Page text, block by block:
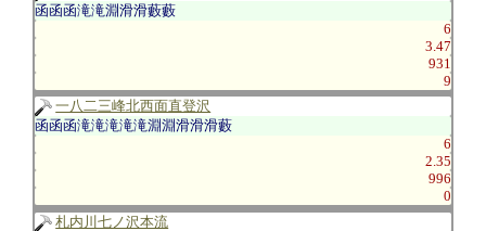
函函函滝滝淵滑滑藪藪
6
3.47
931
9
一八二三峰北西面直登沢
函函函滝滝滝滝滝淵淵滑滑滑藪
6
2.35
996
0
札内川七ノ沢本流